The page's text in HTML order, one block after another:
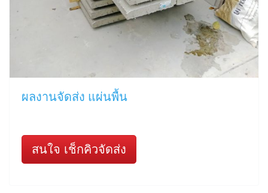
ผลงานจัดส่ง แผ่นพื้น
สนใจ เช็กคิวจัดส่ง